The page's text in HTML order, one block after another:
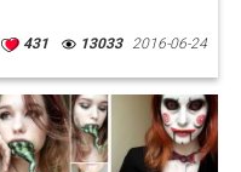
431 13033 2016-06-24